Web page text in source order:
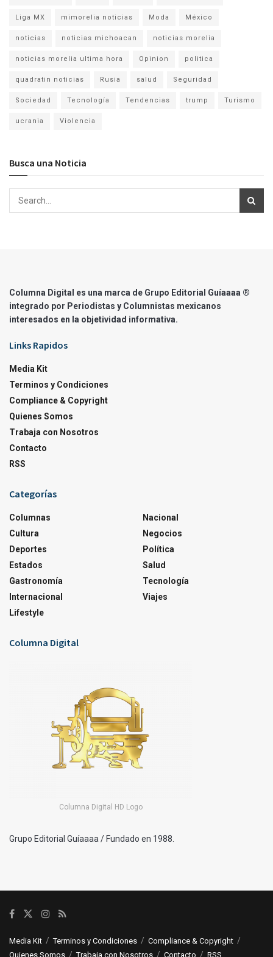
Liga MX mimorelia noticias Moda México
noticias noticias michoacan noticias morelia
noticias morelia ultima hora Opinion politica
quadratin noticias Rusia salud Seguridad
Sociedad Tecnología Tendencias trump Turismo
ucrania Violencia
Busca una Noticia
Columna Digital es una marca de Grupo Editorial Guíaaaa ®
integrado por Periodistas y Columnistas mexicanos
interesados en la objetividad informativa.
Links Rapidos
Media Kit
Terminos y Condiciones
Compliance & Copyright
Quienes Somos
Trabaja con Nosotros
Contacto
RSS
Categorías
Columnas
Cultura
Deportes
Estados
Gastronomía
Internacional
Lifestyle
Nacional
Negocios
Política
Salud
Tecnología
Viajes
Columna Digital
Columna Digital HD Logo
Grupo Editorial Guíaaaa / Fundado en 1988.
Media Kit Terminos y Condiciones
Compliance & Copyright
Quienes Somos
Trabaja con Nosotros Contacto RSS